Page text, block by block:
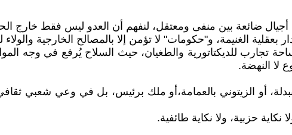
ضائعة بين منفى ومعتقل، لنفهم أن العدو ليس فقط خارج
بعقلية الغنيمة، و"حكومات" لا تؤمن إلا بالمصالح الخارجية
تجارب للديكتاتورية والطغيان، حيث السلاح يُرفع في وجه
لا النهضة.
أو الزيتوني بالعمامة،أو ملك برئيس، بل في وعي شعبي
حزبية، ولا نكاية طائفية.